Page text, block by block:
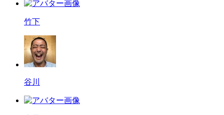
竹下
谷川